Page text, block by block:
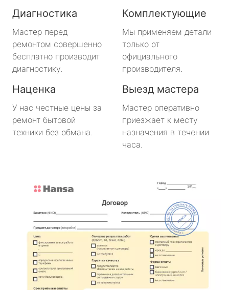
Диагностика
Мастер перед
ремонтом совершенно
бесплатно производит
диагностику.
Комплектующие
Мы применяем детали
только от
официального
производителя.
Наценка
У нас честные цены за
ремонт бытовой
техники без обмана.
Выезд мастера
Мастер оперативно
приезжает к месту
назначения в течении
часа.